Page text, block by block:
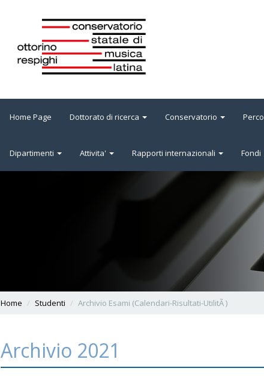
Home Page Dottorato di ricerca Conservatorio
Dipartimenti Attivita' Rapporti internazionali Fondi
Home Studenti Archivio Esami (Calendari-Risultati-UtilitÃ )
Archivio 2021